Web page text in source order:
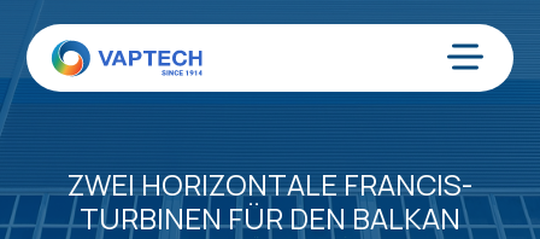
Inhalt
springen
Menü
ZWEI HORIZONTALE FRANCIS-
TURBINEN FÜR DEN BALKAN